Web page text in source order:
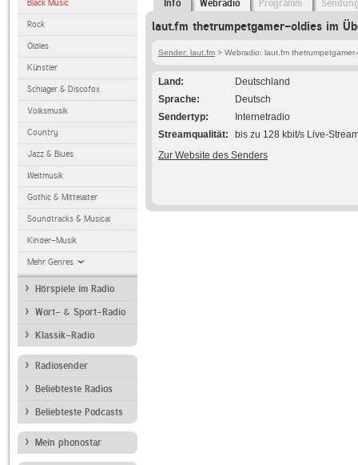
Black Music
Rock
Oldies
Künstler
Schlager & Discofox
Volksmusik
Country
Jazz & Blues
Weltmusik
Gothic & Mittelalter
Soundtracks & Musical
Kinder-Musik
Mehr Genres
Hörspiele im Radio
Wort- & Sport-Radio
Klassik-Radio
Radiosender
Beliebteste Radios
Beliebteste Podcasts
Mein phonostar
Info Webradio Programm
laut.fm thetrumpetgamer-oldies im
Sender: laut.fm > Webradio: laut.fm
Land
Deutschland
Sprache
Deutsch
Sendertyp
Internetradio
Streamqualität
bis zu 128 kbit/s Live-
Zur Website des Senders